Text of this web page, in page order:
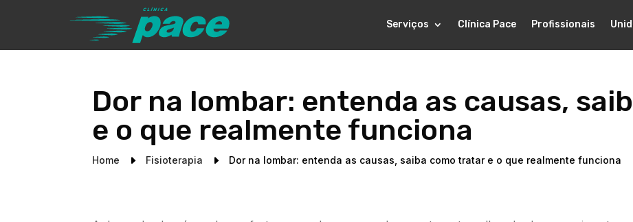
Serviços Clínica Pace Profissionais
Dor na lombar: entenda as causas,
e o que realmente funciona
Home E Fisioterapia E Dor na lombar: entenda as causas, saiba como tratar e o que realmente funciona